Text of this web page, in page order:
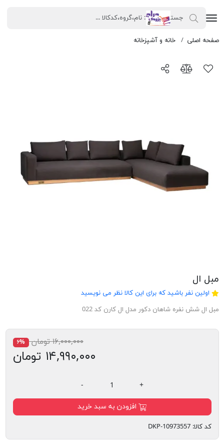
صفحه اصلی خانه و آشپزخانه مبل ال
مبل ال
اولین نفر باشید که برای این کالا نظر می نویسید
مبل ال شش نفره شاهان دکور مدل ال کارن کد 022
۱۶,۰۰۰,۰۰۰ تومان ۶%
۱۴,۹۹۰,۰۰۰ تومان
- +
افزودن به سبد خرید
کد کالا: DKP-10973557